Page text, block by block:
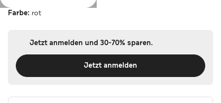
Farbe: rot
Jetzt anmelden und 30-70% sparen.
Jetzt anmelden